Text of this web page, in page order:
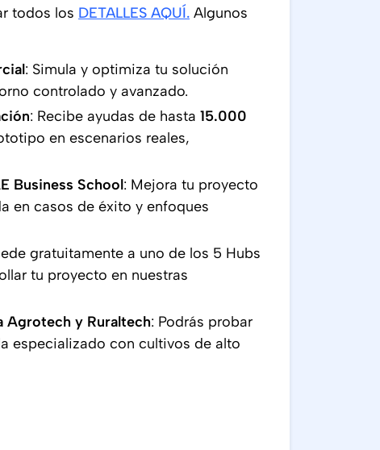
todos los DETALLES AQUÍ. Algunos
: Simula y optimiza tu solución
controlado y avanzado.
: Recibe ayudas de hasta 15.000
en escenarios reales,
Business School: Mejora tu proyecto
en casos de éxito y enfoques
gratuitamente a uno de los 5 Hubs
tu proyecto en nuestras
Agrotech y Ruraltech: Podrás probar
especializado con cultivos de alto